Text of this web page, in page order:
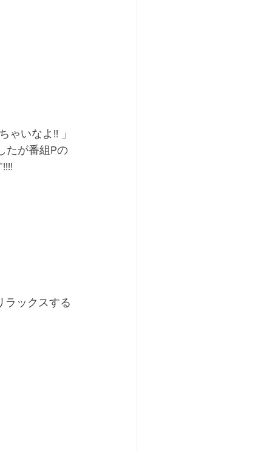
ゃいなよ!! 」
たが番組Pの
ラックスする